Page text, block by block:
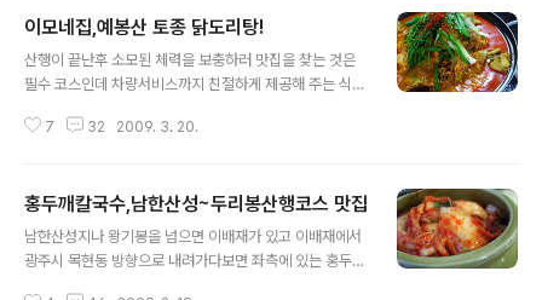
이모네집,예봉산 토종 닭도리탕!
산행이 끝난후 소모된 체력을 보충하러 맛집을 찾는 것은
필수 코스인데 차량서비스까지 친절하게 제공해 주는 식당
써비스도 아주 좋은 식당이었다. 운길산역 앞에 주차해둔
다. 가족 단위나 단체가 다녀가기에 편리한 장소 같다.물론
산아래 식당들의 특징인 다메뉴는 이곳도 마찬가지! 닭도
리탕,부추전,두부김치,서울쌀막걸리....등등 주분해 본다.
7 32 2009. 3. 20.
홍두깨칼국수,남한산성~두리봉산행코스 맛집
남한산성지나 왕기봉을 넘으면 이배재가 있고 이배재에서
광주시 목현동 방향으로 내려가다보면 좌측에 있는 홍두깨